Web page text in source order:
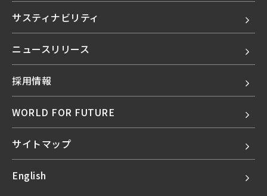
サスティナビリティ
ニュースリリース
採用情報
WORLD FOR FUTURE
サイトマップ
English